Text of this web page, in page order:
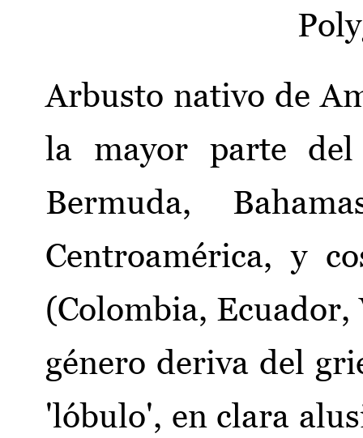
Arbusto nativo de
la mayor parte
Bermuda,
Centroamérica, y
(Colombia,
género deriva del
'lóbulo', en clara